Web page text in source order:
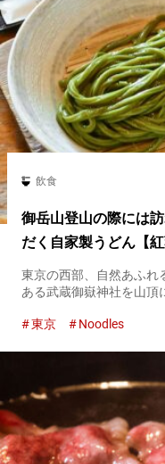
飲食
御岳山登山の際には
だく自家製うどん【紅
東京の西部、自然あふれ
ある武蔵御嶽神社を山頂
ね、多くの登山者や観光
東京 Noodles